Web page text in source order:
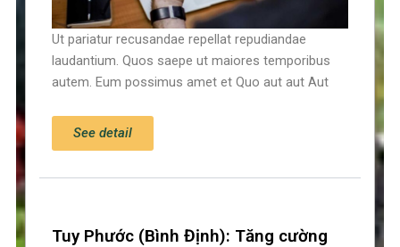
Ut pariatur recusandae repellat repudiandae
laudantium. Quos saepe ut maiores temporibus
autem. Eum possimus amet et Quo aut aut Aut
See detail
Tuy Phước (Bình Định): Tăng cường